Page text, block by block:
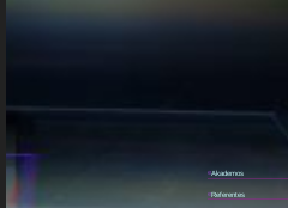
Akademos
Referentes
e
e